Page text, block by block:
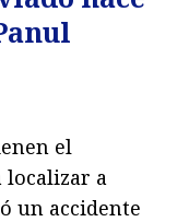
el
localizar a
un accidente